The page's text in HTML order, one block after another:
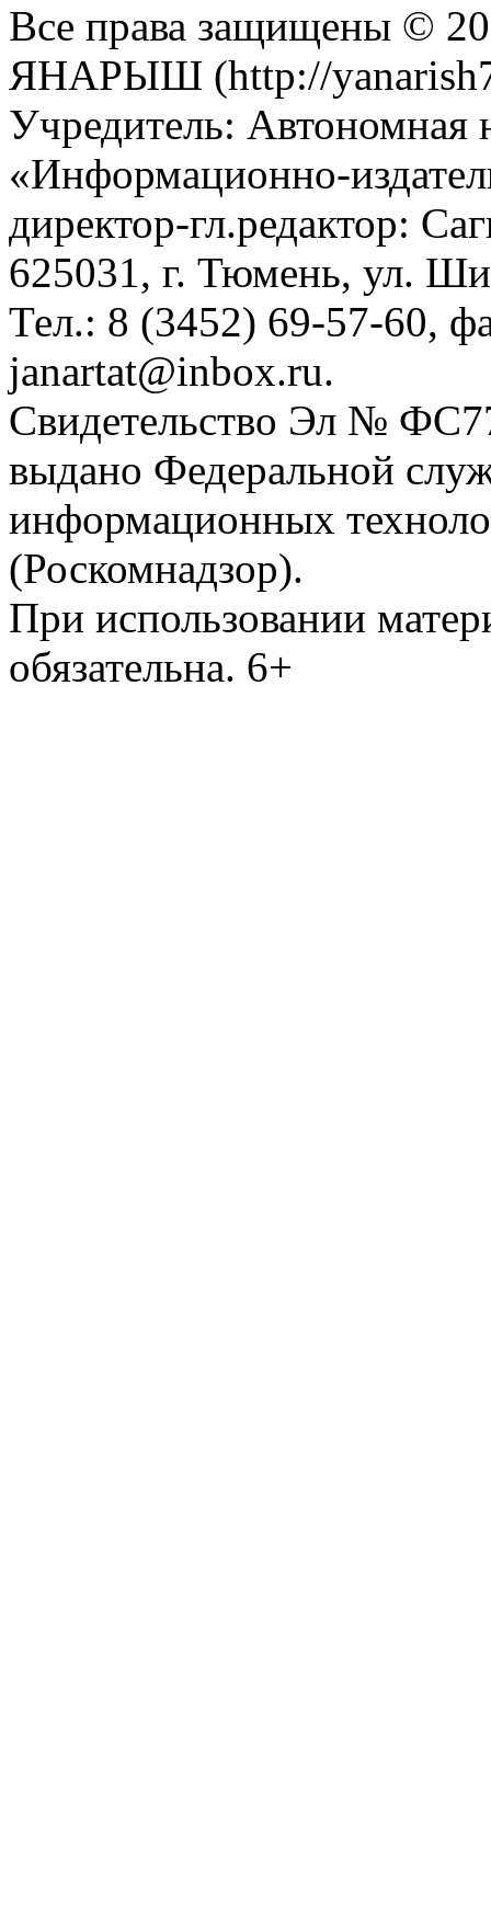
Все права защищены ©
ЯНАРЫШ (http://
Учредитель: Автономная
«Информационно-
директор-гл.редактор:
625031, г. Тюмень, ул.
Тел.: 8 (3452) 69-57-60,
janartat@inbox.ru.
Свидетельство Эл №
выдано Федеральной
информационных
(Роскомнадзор).
При использовании
обязательна. 6+